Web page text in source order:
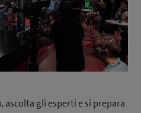
ascolta gli esperti e si prepara